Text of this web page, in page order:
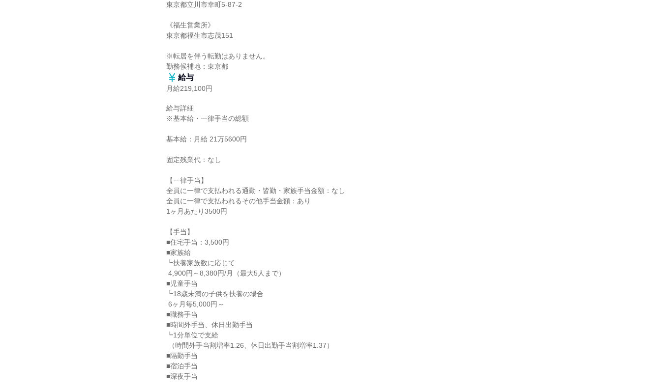
東京都立川市幸町5-87-2
《福生営業所》
東京都福生市志茂151
※転居を伴う転勤はありません。
勤務候補地：東京都
給与
月給219,100円
給与詳細
※基本給・一律手当の総額
基本給：月給 21万5600円
固定残業代：なし
【一律手当】
全員に一律で支払われる通勤・皆勤・家族手当金額：なし
全員に一律で支払われるその他手当金額：あり
1ヶ月あたり3500円
【手当】
■住宅手当：3,500円
■家族給
┗扶養家族数に応じて
■児童手当
┗18歳未満の子供を扶養の場合
■職務手当
■時間外手当、休日出勤手当
┗1分単位で支給
■隔勤手当
■宿泊手当
■深夜手当